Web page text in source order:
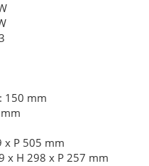
150 mm
x P 505 mm
x H 298 x P 257 mm